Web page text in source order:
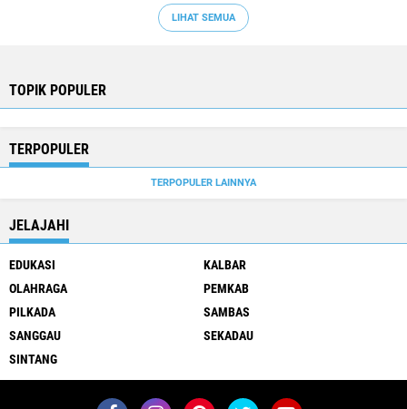
LIHAT SEMUA
TOPIK POPULER
TERPOPULER
TERPOPULER LAINNYA
JELAJAHI
EDUKASI
KALBAR
OLAHRAGA
PEMKAB
PILKADA
SAMBAS
SANGGAU
SEKADAU
SINTANG